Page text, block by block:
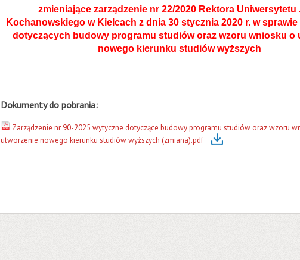
zmieniające zarządzenie nr 22/2020 Rektora Uniwersytetu
Kochanowskiego w Kielcach z dnia 30 stycznia 2020 r. w
dotyczących budowy programu studiów oraz wzoru wniosku o
nowego kierunku studiów wyższych
Dokumenty do pobrania:
Zarządzenie nr 90-2025 wytyczne dotyczące budowy programu studiów oraz wzoru
utworzenie nowego kierunku studiów wyższych (zmiana).pdf